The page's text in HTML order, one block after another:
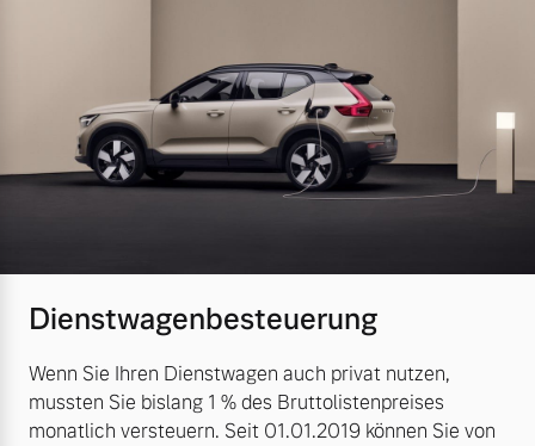
Dienstwagenbesteuerung
Wenn Sie Ihren Dienstwagen auch privat nutzen,
mussten Sie bislang 1 % des Bruttolistenpreises
monatlich versteuern. Seit 01.01.2019 können Sie von